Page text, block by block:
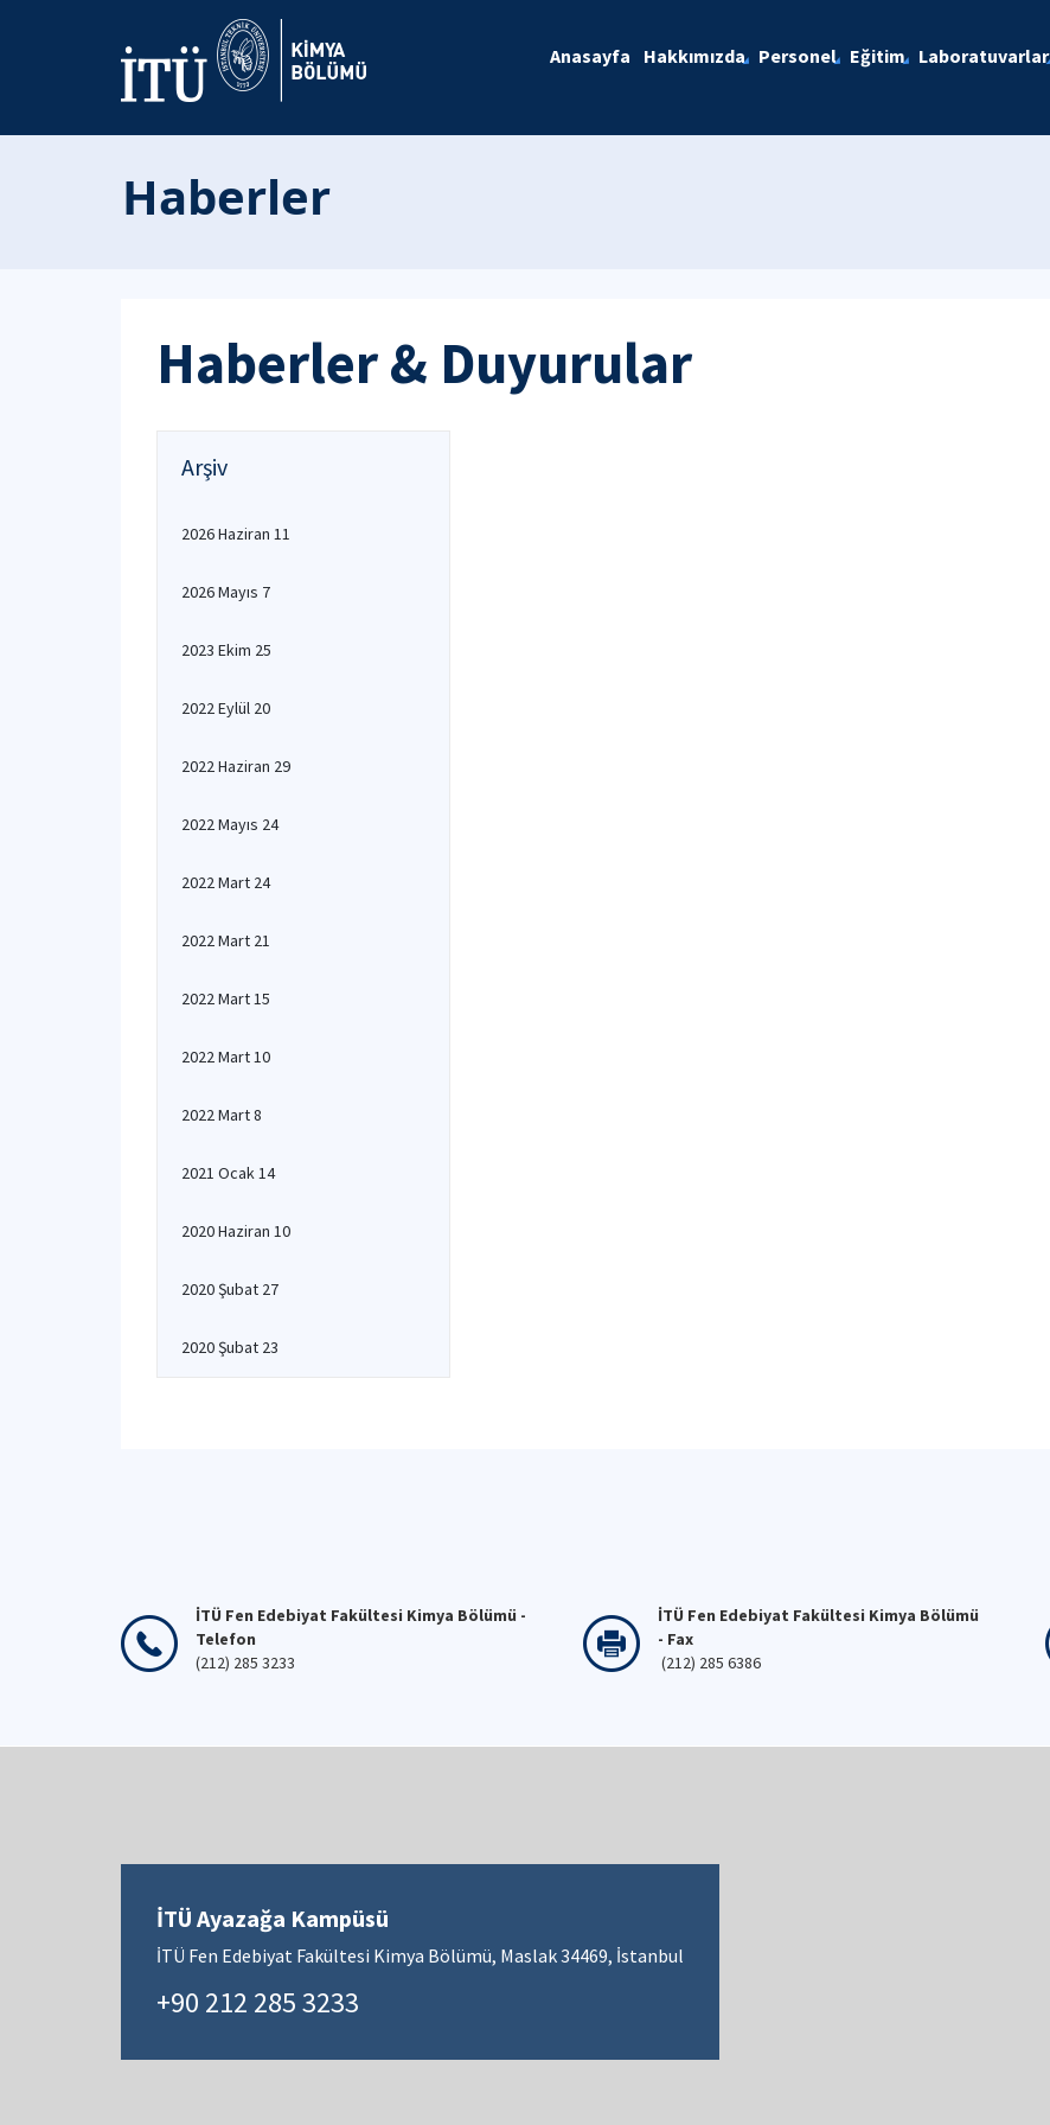
Anasayfa Hakkımızda Personel Eğitim Laboratuvarlar
Haberler
Haberler & Duyurular
Arşiv
2026 Haziran 11
2026 Mayıs 7
2023 Ekim 25
2022 Eylül 20
2022 Haziran 29
2022 Mayıs 24
2022 Mart 24
2022 Mart 21
2022 Mart 15
2022 Mart 10
2022 Mart 8
2021 Ocak 14
2020 Haziran 10
2020 Şubat 27
2020 Şubat 23
İTÜ Fen Edebiyat Fakültesi Kimya Bölümü -
Telefon
(212) 285 3233
İTÜ Fen Edebiyat Fakültesi Kimya Bölümü
- Fax
(212) 285 6386
İTÜ Ayazağa Kampüsü
İTÜ Fen Edebiyat Fakültesi Kimya Bölümü, Maslak 34469, İstanbul
+90 212 285 3233